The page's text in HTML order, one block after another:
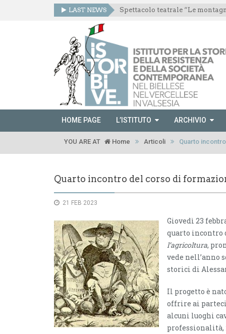
LAST NEWS
HOME PAGE L’ISTITUTO ARCHIVIO
YOU ARE AT Home Articoli Quarto
Quarto incontro del corso di
21 FEB 2023
Giovedì 23
quarto incontro
l’agricoltura,
vede nell’anno
storici di
Il progetto è
offrire ai
alcuni luoghi